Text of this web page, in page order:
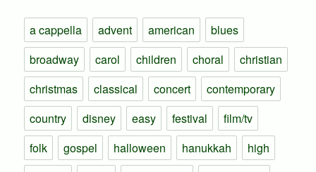
a cappella advent american
blues
broadway
carol children choral
christian
christmas
classical concert
contemporary
country
disney easy festival
film/tv
folk
gospel halloween hanukkah
high